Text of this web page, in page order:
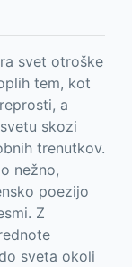
svet otroške
tem, kot
a
skozi
trenutkov.
nežno,
poezijo
Z
sveta okoli